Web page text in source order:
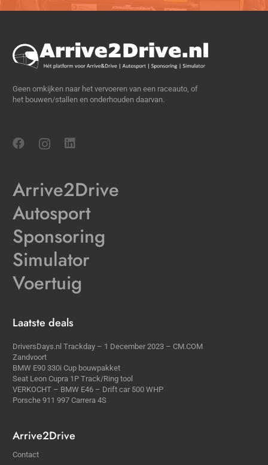
Geen omkijken naar het vervoeren van een raceauto, of
het bouwen/stallen en onderhouden daarvan.
Arrive2Drive
Autosport
Sponsoring
Simulator
Voertuig
Laatste deals
DriversDays.nl Trackday – 1 December 2023 – CM.COM
Zandvoort
BMW E90 330i Cup bouwpakket
Seat Leon Cupra 1P Track/Ring tool
VERKOCHT – BMW E46 – Drift car 500 WHP
Porsche 911 997 Carrera 4S
Arrive2Drive
Contact